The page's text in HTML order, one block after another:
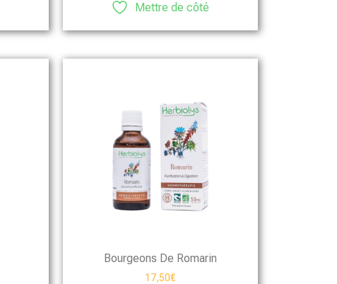
Mettre de côté
Bourgeons De Romarin
17,50€